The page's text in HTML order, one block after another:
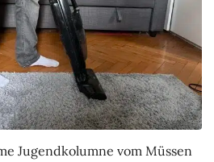
Jugendkolumne vom Müssen